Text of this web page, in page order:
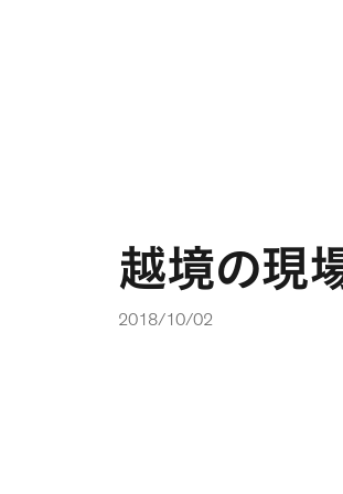
越境の現
2018/10/02